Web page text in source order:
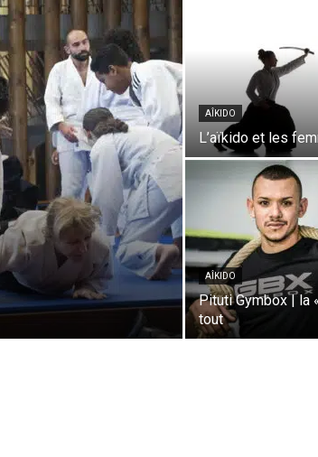
AÎKIDO
L’aïkido et les
AÎKIDO
Pituti Gymbox | la
tout